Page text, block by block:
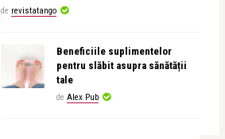
de revistatango
Beneficiile suplimentelor
pentru slăbit asupra sănătății
tale
de Alex Pub